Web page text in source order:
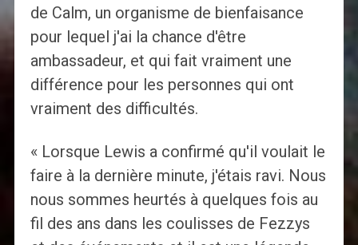
de Calm, un organisme de bienfaisance
pour lequel j'ai la chance d'être
ambassadeur, et qui fait vraiment une
différence pour les personnes qui ont
vraiment des difficultés.
« Lorsque Lewis a confirmé qu'il voulait le
faire à la dernière minute, j'étais ravi. Nous
nous sommes heurtés à quelques fois au
fil des ans dans les coulisses de Fezzys